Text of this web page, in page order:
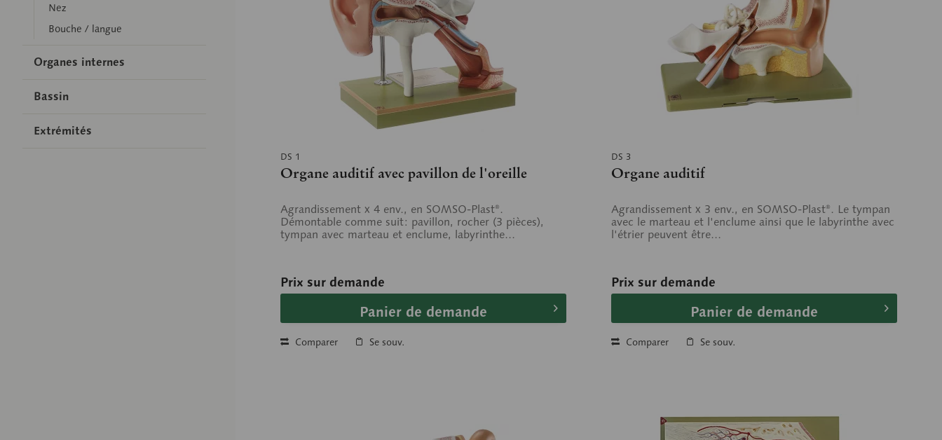
Nez
Bouche / langue
Organes internes
Bassin
Extrémités
DS 1
Organe auditif avec pavillon de l'oreille
Agrandissement x 4 env., en SOMSO-Plast®.
Démontable comme suit: pavillon, rocher (3 pièces),
tympan avec marteau et enclume, labyrinthe...
Prix sur demande
Panier de demande
Comparer Se souv.
DS 3
Organe auditif
Agrandissement x 3 env., en SOMSO-Plast®. Le tympan
avec le marteau et l'enclume ainsi que le labyrinthe avec
l'étrier peuvent être...
Prix sur demande
Panier de demande
Comparer Se souv.